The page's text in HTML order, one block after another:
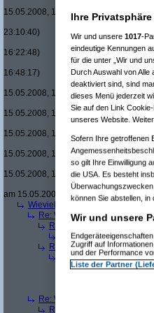
15.05.2008, 18:08:08)
23:10:40)
16:22:48)
16:48:17)
15.05.2008, 17:37:21)
15.05.2008, 17:43:00)
15.05.2008, 17:46:13)
15.05.2008, 17:49:46)
15.05.2008, 18:07:18)
am 15.05.2008, 18:13:17)
Wieviele blus/hd-dvds habt ihr
Re: Wieviele blus/hd-dvds
Re(2): Wieviele blus/hd-
Re(3): Wieviele blus/
Re(2): Wieviele blus/hd-
Re(3): Wieviele blus/
Re(4): Wieviele blus/
Re: Wieviele blus/hd-dvds
Re(2): Wieviele blus/hd-
Ihre
Wir und unsere 1017-
eindeutige Kennungen
für die unter „Wir und
Durch Auswahl von Alle
deaktiviert sind, sind
dieses Menü jederzeit
Sie auf den Link
unseres Website.
Sofern Ihre getroffenen
so gilt Ihre Einwilligung
die USA. Es besteht
können Sie abstellen, in
Wir und unsere
Zugriff auf
und der Performance
Liste der Partner